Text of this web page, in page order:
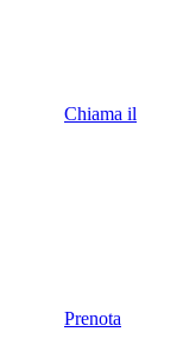
Chiama il
Prenota